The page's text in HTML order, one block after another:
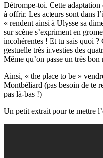
Détrompe-toi. Cette adaptation
à offrir. Les acteurs sont dans
« rendent ainsi à Ulysse sa
sur scène s’expriment en
incohérentes ! Et tu sais quoi ?
gestuelle très investies des
Même qu’on passe un très
Ainsi, « the place to be »
Montbéliard (pas besoin de te
pas là-bas !)
Un petit extrait pour te mettre